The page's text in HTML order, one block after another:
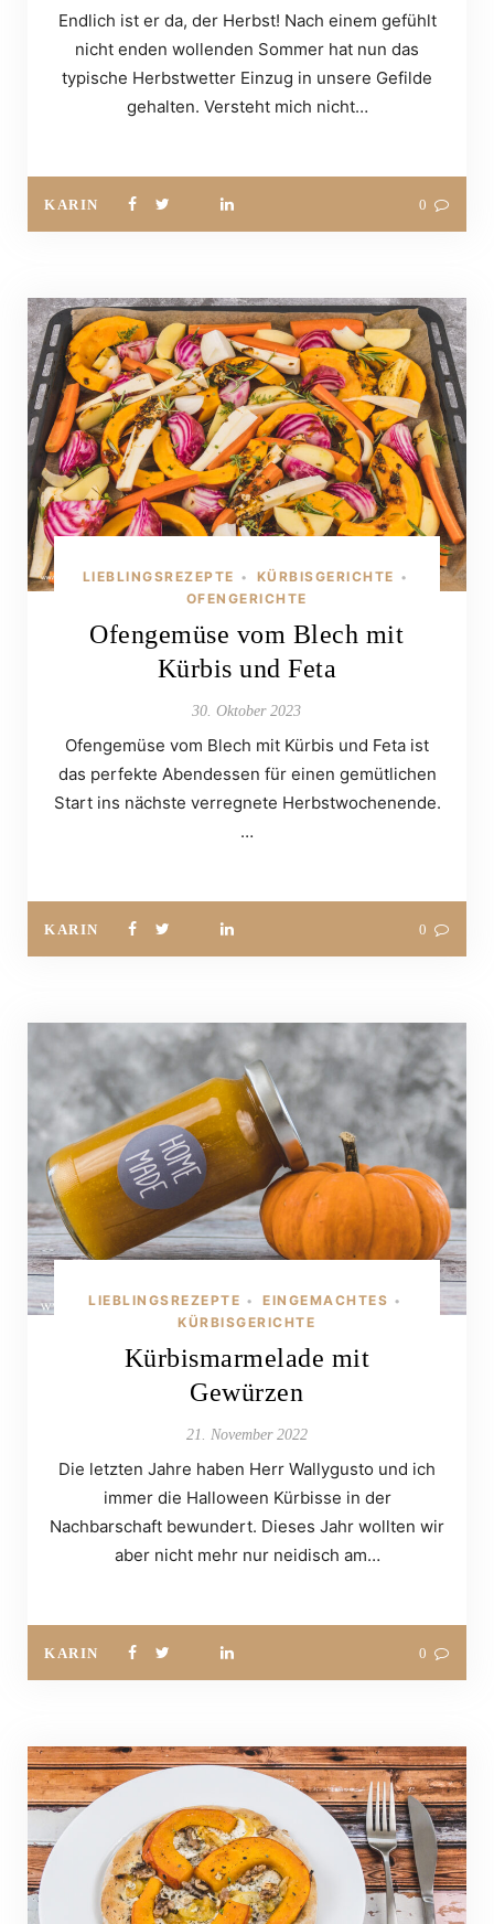
Endlich ist er da, der Herbst! Nach einem gefühlt
nicht enden wollenden Sommer hat nun das
typische Herbstwetter Einzug in unsere Gefilde
gehalten. Versteht mich nicht…
KARIN 0
LIEBLINGSREZEPTE • KÜRBISGERICHTE •
OFENGERICHTE
Ofengemüse vom Blech mit
Kürbis und Feta
30. Oktober 2023
Ofengemüse vom Blech mit Kürbis und Feta ist
das perfekte Abendessen für einen gemütlichen
Start ins nächste verregnete Herbstwochenende.
…
KARIN 0
LIEBLINGSREZEPTE • EINGEMACHTES •
KÜRBISGERICHTE
Kürbismarmelade mit
Gewürzen
21. November 2022
Die letzten Jahre haben Herr Wallygusto und ich
immer die Halloween Kürbisse in der
Nachbarschaft bewundert. Dieses Jahr wollten wir
aber nicht mehr nur neidisch am…
KARIN 0